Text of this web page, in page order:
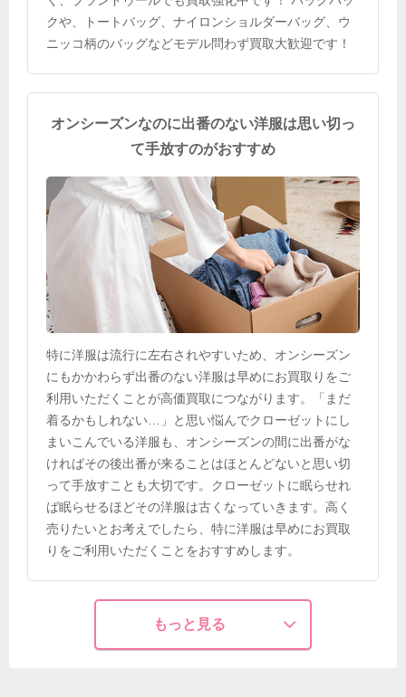
クや、トートバッグ、ナイロンショルダーバッグ、ウ
ニッコ柄のバッグなどモデル問わず買取大歓迎です！
オンシーズンなのに出番のない洋服は思い切っ
て手放すのがおすすめ
特に洋服は流行に左右されやすいため、オンシーズン
にもかかわらず出番のない洋服は早めにお買取りをご
利用いただくことが高価買取につながります。「まだ
着るかもしれない…」と思い悩んでクローゼットにし
まいこんでいる洋服も、オンシーズンの間に出番がな
ければその後出番が来ることはほとんどないと思い切
って手放すことも大切です。クローゼットに眠らせれ
ば眠らせるほどその洋服は古くなっていきます。高く
売りたいとお考えでしたら、特に洋服は早めにお買取
りをご利用いただくことをおすすめします。
もっと見る